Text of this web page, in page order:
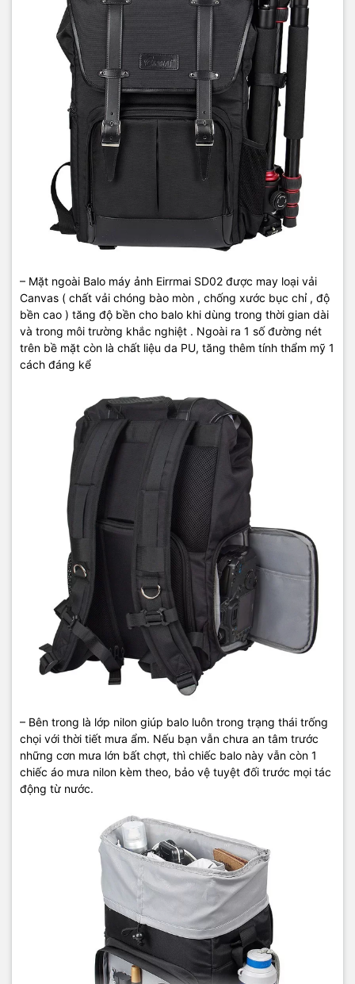
– Mặt ngoài Balo máy ảnh Eirrmai SD02 được may loại vải
Canvas ( chất vải chóng bào mòn , chống xước bục chỉ , độ
bền cao ) tăng độ bền cho balo khi dùng trong thời gian dài
và trong môi trường khắc nghiệt . Ngoài ra 1 số đường nét
trên bề mặt còn là chất liệu da PU, tăng thêm tính thẩm mỹ 1
cách đáng kể
– Bên trong là lớp nilon giúp balo luôn trong trạng thái trống
chọi với thời tiết mưa ẩm. Nếu bạn vẫn chưa an tâm trước
những cơn mưa lớn bất chợt, thì chiếc balo này vẫn còn 1
chiếc áo mưa nilon kèm theo, bảo vệ tuyệt đối trước mọi tác
động từ nước.